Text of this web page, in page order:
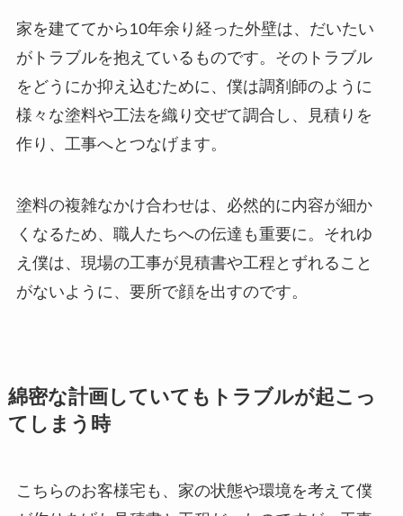
家を建ててから10年余り経った外壁は、だいたい
がトラブルを抱えているものです。そのトラブル
をどうにか抑え込むために、僕は調剤師のように
様々な塗料や工法を織り交ぜて調合し、見積りを
作り、工事へとつなげます。
塗料の複雑なかけ合わせは、必然的に内容が細か
くなるため、職人たちへの伝達も重要に。それゆ
え僕は、現場の工事が見積書や工程とずれること
がないように、要所で顔を出すのです。
綿密な計画していてもトラブルが起こっ
てしまう時
こちらのお客様宅も、家の状態や環境を考えて僕